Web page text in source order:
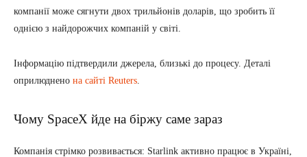
компанії може сягнути двох трильйонів доларів, що зробить її
однією з найдорожчих компаній у світі.
Інформацію підтвердили джерела, близькі до процесу. Деталі
оприлюднено на сайті Reuters
Чому SpaceX йде на біржу саме зараз
Компанія стрімко розвивається: Starlink активно працює в Україні,